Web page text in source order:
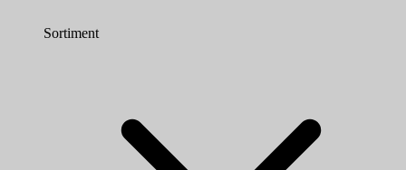
Sortiment